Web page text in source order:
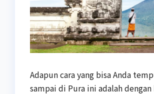
Adapun cara yang bisa Anda
sampai di Pura ini adalah